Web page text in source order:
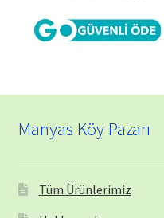
Manyas Köy Pazarı
Tüm Ürünlerimiz